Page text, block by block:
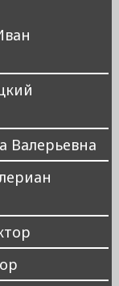
Валерьевна